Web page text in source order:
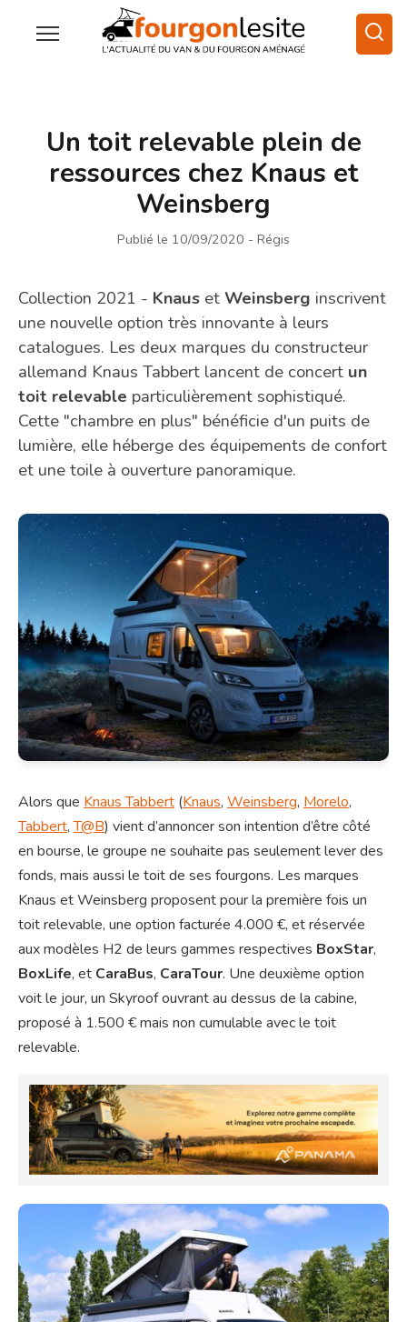
Un toit relevable plein de
ressources chez Knaus et
Weinsberg
Publié le 10/09/2020 - Régis
Collection 2021 - Knaus et Weinsberg inscrivent
une nouvelle option très innovante à leurs
catalogues. Les deux marques du constructeur
allemand Knaus Tabbert lancent de concert un
toit relevable particulièrement sophistiqué.
Cette "chambre en plus" bénéficie d'un puits de
lumière, elle héberge des équipements de confort
et une toile à ouverture panoramique.
Alors que Knaus Tabbert (Knaus, Weinsberg, Morelo,
Tabbert,T@B) vient d’annoncer son intention d’être côté
en bourse, le groupe ne souhaite pas seulement lever des
fonds, mais aussi le toit de ses fourgons. Les marques
Knaus et Weinsberg proposent pour la première fois un
toit relevable, une option facturée 4.000 €, et réservée
aux modèles H2 de leurs gammes respectives BoxStar,
BoxLife, et CaraBus, CaraTour. Une deuxième option
voit le jour, un Skyroof ouvrant au dessus de la cabine,
proposé à 1.500 € mais non cumulable avec le toit
relevable.